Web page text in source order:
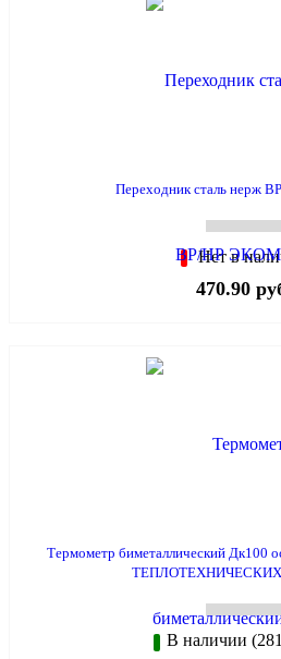
Переходник сталь нерж
Нет в
470.90
Термометр биметаллический
В наличии